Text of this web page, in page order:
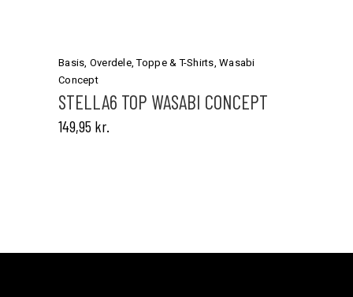
flere
varianter.
Mulighederne
kan
Basis, Overdele,Toppe & T-Shirts,Wasabi
Concept
STELLA6 TOP WASABI CONCEPT
149,95 kr.